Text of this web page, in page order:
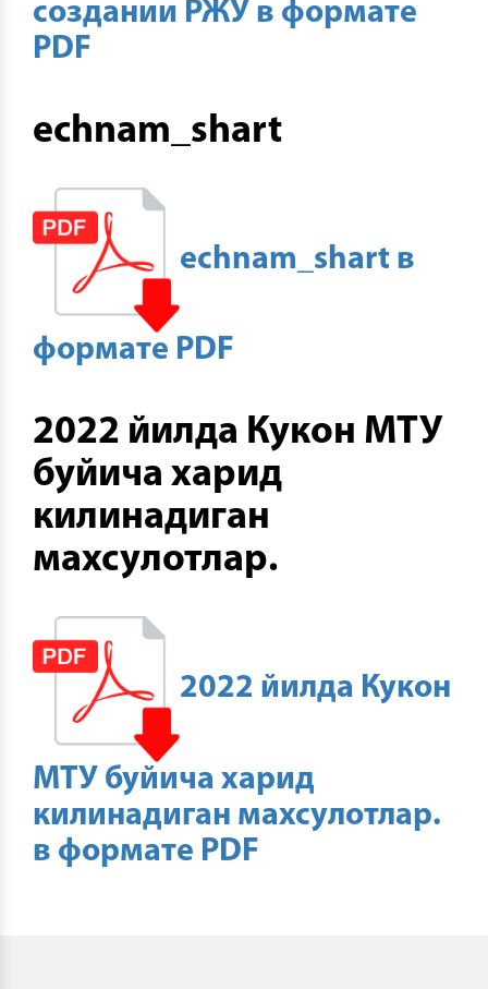
создании РЖУ в формате
PDF
echnam_shart
echnam_shart в
формате PDF
2022 йилда Кукон МТУ
буйича харид
килинадиган
махсулотлар.
2022 йилда Кукон
МТУ буйича харид
килинадиган махсулотлар.
в формате PDF